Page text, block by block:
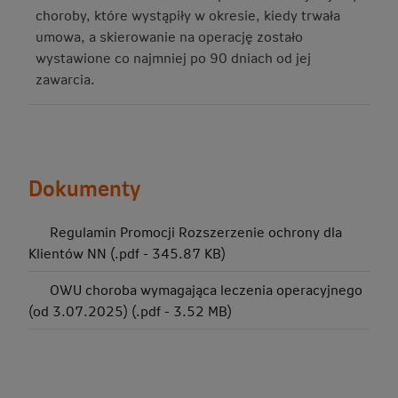
choroby, które wystąpiły w okresie, kiedy trwała
umowa, a skierowanie na operację zostało
wystawione co najmniej po 90 dniach od jej
zawarcia.
Dokumenty
Regulamin Promocji Rozszerzenie ochrony dla
Klientów NN (.pdf - 345.87 KB)
OWU choroba wymagająca leczenia operacyjnego
(od 3.07.2025) (.pdf - 3.52 MB)